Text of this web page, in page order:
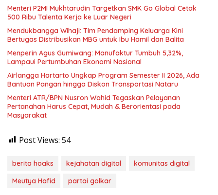
Menteri P2MI Mukhtarudin Targetkan SMK Go Global Cetak
500 Ribu Talenta Kerja ke Luar Negeri
Mendukbangga Wihaji: Tim Pendamping Keluarga Kini
Bertugas Distribusikan MBG untuk Ibu Hamil dan Balita
Menperin Agus Gumiwang: Manufaktur Tumbuh 5,32%,
Lampaui Pertumbuhan Ekonomi Nasional
Airlangga Hartarto Ungkap Program Semester II 2026, Ada
Bantuan Pangan hingga Diskon Transportasi Nataru
Menteri ATR/BPN Nusron Wahid Tegaskan Pelayanan
Pertanahan Harus Cepat, Mudah & Berorientasi pada
Masyarakat
Post Views: 54
berita hoaks kejahatan digital
komunitas digital
Meutya Hafid
partai golkar